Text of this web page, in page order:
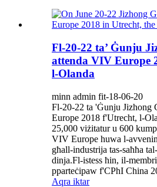
Fl-20-22 ta’ Ġunju
attenda VIV Europe
l-Olanda
minn admin fit-18-06-20
Fl-20-22 ta 'Ġunju Jizhong
Europe 2018 f'Utrecht, l-
25,000 viżitatur u 600
VIV Europe huwa l-
għall-industrija tas-saħħa
dinja.Fl-istess ħin, il-
pparteċipaw f'CPhI China
Aqra iktar